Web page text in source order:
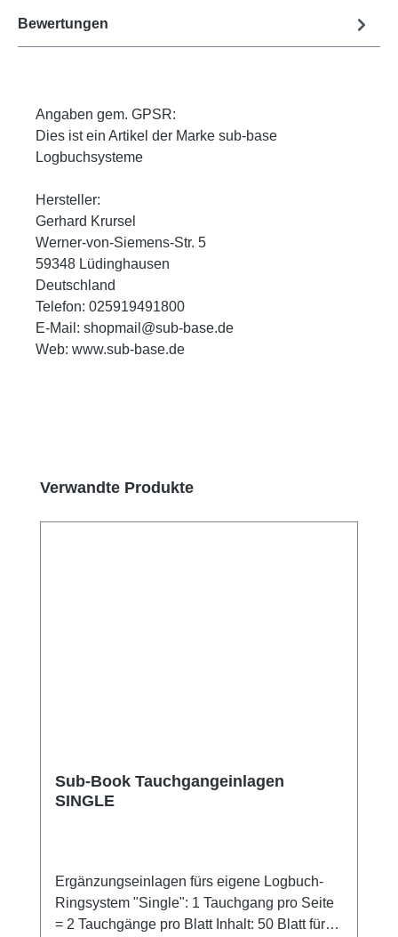
Bewertungen
Angaben gem. GPSR:
Dies ist ein Artikel der Marke sub-base
Logbuchsysteme
Hersteller:
Gerhard Krursel
Werner-von-Siemens-Str. 5
59348 Lüdinghausen
Deutschland
Telefon: 025919491800
E-Mail: shopmail@sub-base.de
Web: www.sub-base.de
Produktgalerie überspringen
Verwandte Produkte
Sub-Book Tauchgangeinlagen
SINGLE
Ergänzungseinlagen fürs eigene Logbuch-
Ringsystem "Single": 1 Tauchgang pro Seite
= 2 Tauchgänge pro Blatt Inhalt: 50 Blatt für